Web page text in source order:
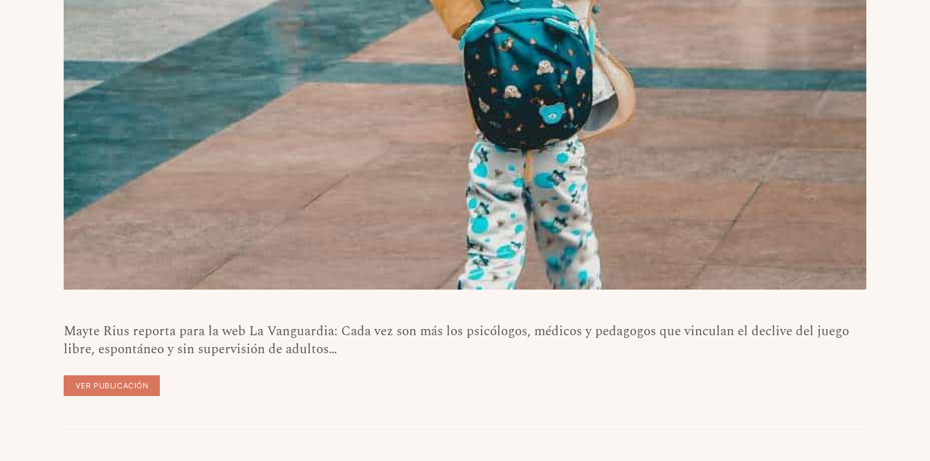
Mayte Rius reporta para la web La Vanguardia: Cada vez son más los psicólogos, médicos y pedagogos que vinculan el declive del juego
libre, espontáneo y sin supervisión de adultos…
VER PUBLICACIÓN